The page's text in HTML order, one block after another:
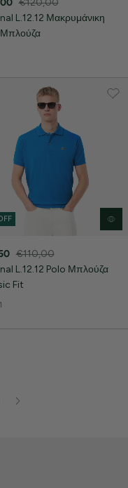
L.12.12 Μακρυμάνικη
€110,00
L.12.12 Polo Μπλούζα
Fit